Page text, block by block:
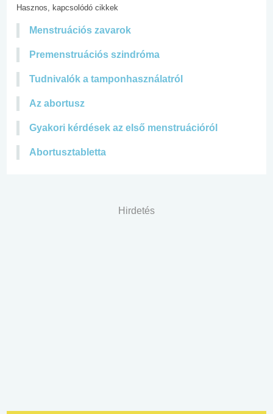
Hasznos, kapcsolódó cikkek
Menstruációs zavarok
Premenstruációs szindróma
Tudnivalók a tamponhasználatról
Az abortusz
Gyakori kérdések az első menstruációról
Abortusztabletta
Hirdetés